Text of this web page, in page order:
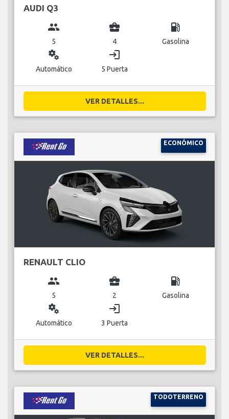
AUDI Q3
group
5
business_center
4
local_gas_station
Gasolina
miscellaneous_services
Automático
login
5 Puerta
VER DETALLES...
ECONÓMICO
RENAULT CLIO
group
5
business_center
2
local_gas_station
Gasolina
miscellaneous_services
Automático
login
3 Puerta
VER DETALLES...
TODOTERRENO